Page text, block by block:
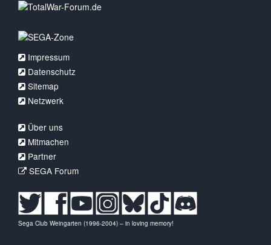
Impressum
Datenschutz
Sitemap
Netzwerk
Über uns
Mitmachen
Partner
SEGA Forum
Sega Club Weingarten (1996-2004) – in loving memory!